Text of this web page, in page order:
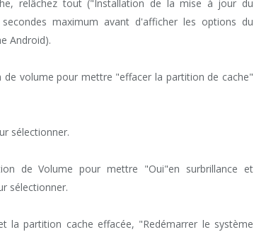
relâchez tout ("Installation de la mise à jour du
maximum avant d'afficher les options du
Android).
de volume pour mettre "effacer la partition de cache"
sélectionner.
de Volume pour mettre "Oui"en surbrillance et
sélectionner.
la partition cache effacée, "Redémarrer le système